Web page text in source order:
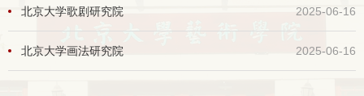
2025-06-16
北京大学歌剧研究院
2025-06-16
北京大学画法研究院